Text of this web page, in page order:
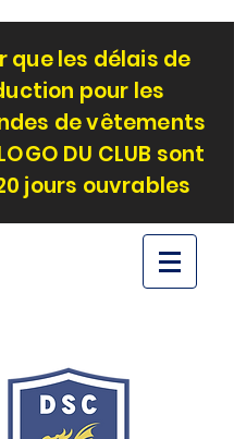
que les délais de
pour les
de vêtements
DU CLUB sont
jours ouvrables